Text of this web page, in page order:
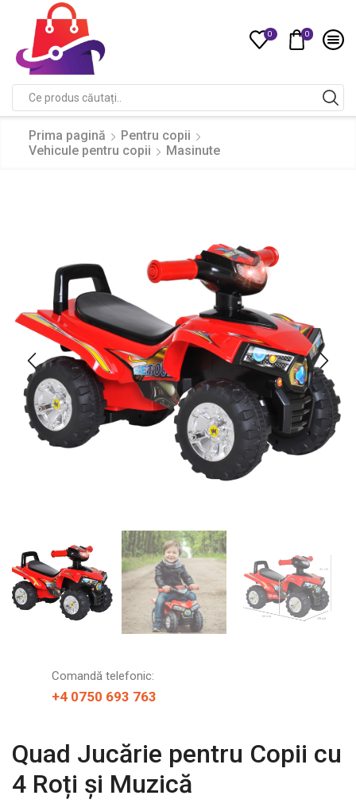
0 0
input
Prima pagină
Pentru copii
Vehicule pentru copii
Masinute
Comandă telefonic:
+4 0750 693 763
Quad Jucărie pentru Copii cu
4 Roți și Muzică